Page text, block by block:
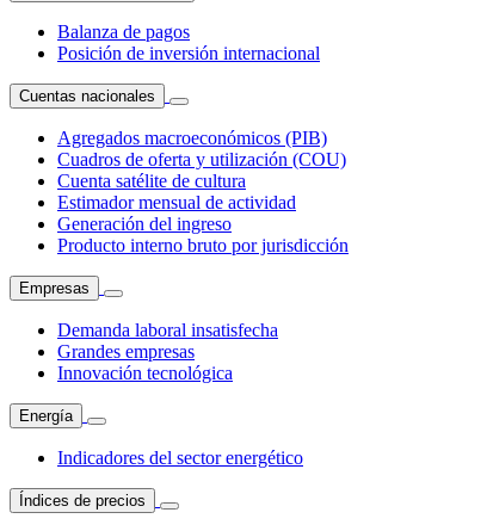
Balanza de pagos
Posición de inversión internacional
Cuentas nacionales
Agregados macroeconómicos (PIB)
Cuadros de oferta y utilización (COU)
Cuenta satélite de cultura
Estimador mensual de actividad
Generación del ingreso
Producto interno bruto por jurisdicción
Empresas
Demanda laboral insatisfecha
Grandes empresas
Innovación tecnológica
Energía
Indicadores del sector energético
Índices de precios